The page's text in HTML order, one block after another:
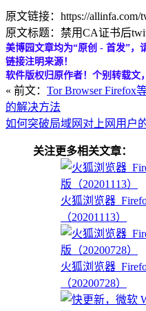
原文链接：https://allinfa.com/
原文标题：禁用CA证书后
美博园文章均为“原创 - 首发”，
链接注明来源！
软件版权归原作者！个别转载文
« 前文： Tor Browser Firefox
的解决方法
如何突破局域网对上网用户
关注更多相关文章：
火狐浏览器
（20201113）
火狐浏览器
（20200728）